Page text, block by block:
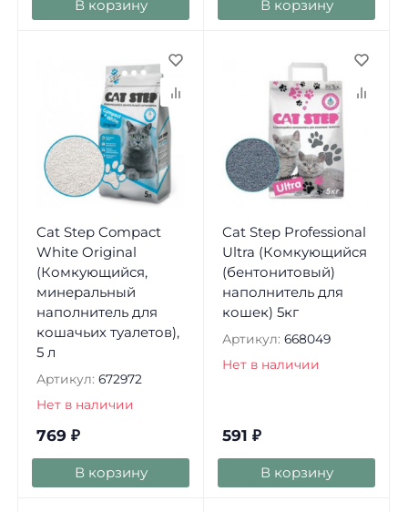
В корзину В корзину
Cat Step Compact
White Original
(Комкующийся,
минеральный
наполнитель для
кошачьих туалетов),
5 л
Артикул: 672972
Нет в наличии
769 ₽
В корзину
Cat Step Professional
Ultra (Комкующийся
(бентонитовый)
наполнитель для
кошек) 5кг
Артикул: 668049
Нет в наличии
591 ₽
В корзину